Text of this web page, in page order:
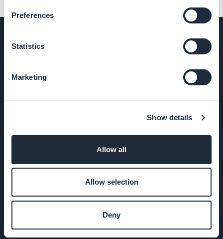
Preferences
Statistics
Marketing
Show details
Allow all
Allow selection
Deny
Soporte
Studio